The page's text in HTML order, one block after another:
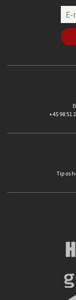
+45 98 51
Tip os